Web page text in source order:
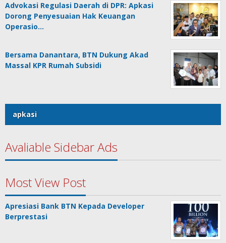
Advokasi Regulasi Daerah di DPR: Apkasi
Dorong Penyesuaian Hak Keuangan
Operasio…
Bersama Danantara, BTN Dukung Akad
Massal KPR Rumah Subsidi
apkasi
Avaliable Sidebar Ads
Most View Post
Apresiasi Bank BTN Kepada Developer
Berprestasi